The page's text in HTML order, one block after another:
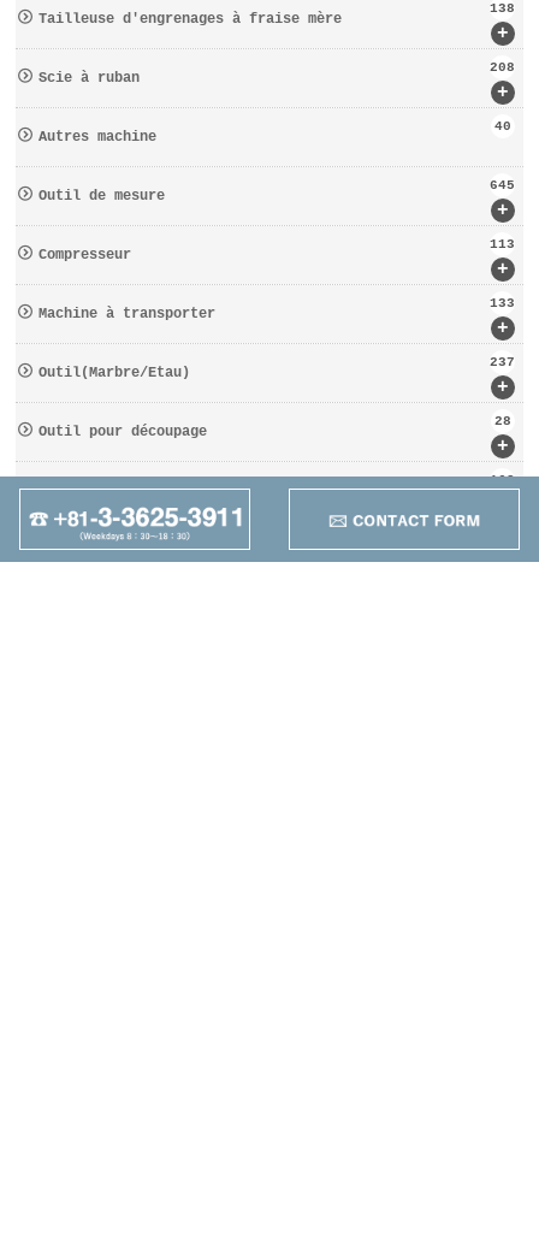
+
Tailleuse d′engrenages à fraise mère
138
+
Scie à ruban
208
Autres machine
40
+
Outil de mesure
645
+
Compresseur
113
+
Machine à transporter
133
+
Outil(Marbre/Etau)
237
+
Outil pour découpage
28
D′OUTILS COUPANTS
162
+
Autres